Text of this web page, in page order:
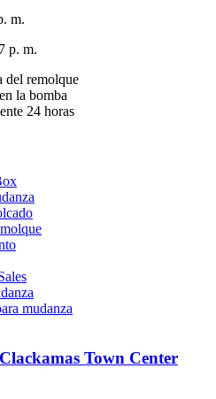
m.
p. m.
del remolque
la bomba
24 horas
mudanza
Town Center